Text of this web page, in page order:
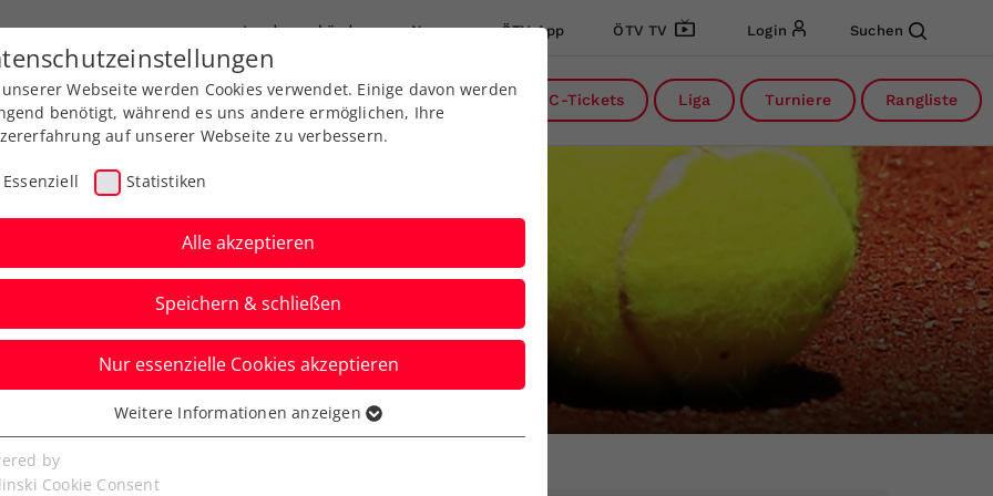
Landesverbände News ÖTV App ÖTV TV Login Suchen
Ausbildung Services Über uns DC-Tickets Liga Turniere Rangliste
Aktuelle News
Webseite werden Cookies verwendet. Einige davon werden
benötigt, während es uns andere ermöglichen, Ihre
auf unserer Webseite zu verbessern.
Essenziell Statistiken
Alle akzeptieren
Speichern & schließen
Nur essenzielle Cookies akzeptieren
Cookies werden für grundlegende Funktionen der
benötigt. Dadurch ist gewährleistet, dass die Webseite
Weitere Informationen anzeigen
by
Cookie Consent